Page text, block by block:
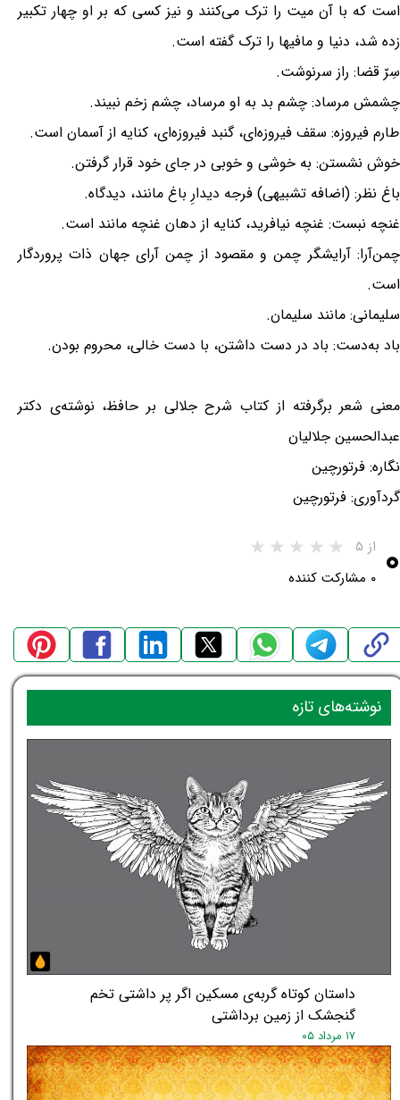
است که با آن میت را ترک می‌کنند و نیز کسی که بر او چهار تکبیر
زده شد، دنیا و مافیها را ترک گفته است.
سِرّ قضا: راز سرنوشت.
چشمش مرساد: چشم بد به او مرساد، چشم زخم نبیند.
طارم فیروزه: سقف فیروزه‌ای، گنبد فیروزه‌ای، کنایه از آسمان است.
خوش نشستن: به خوشی و خوبی در جای خود قرار گرفتن.
باغ نظر: (اضافه تشبیهی) فرجه دیدارِ باغ مانند، دیدگاه.
غنچه نبست: غنچه نیافرید، کنایه از دهان غنچه مانند است.
چمن‌آرا: آرایشگر چمن و مقصود از چمن آرای جهان ذات پروردگار
است.
سلیمانی: مانند سلیمان.
باد به‌دست: باد در دست داشتن، با دست خالی، محروم بودن.
معنی شعر برگرفته از کتاب شرح جلالی بر حافظ، نوشته‌ی دکتر
عبدالحسین جلالیان
نگاره: فرتورچین
گردآوری: فرتورچین
۰ از ۵
۰ مشارکت کننده
داستان کوتاه گربه‌ی مسکین اگر پر داشتی تخم
گنجشک از زمین برداشتی
۱۷ مرداد ۰۵
نوشته‌های تازه